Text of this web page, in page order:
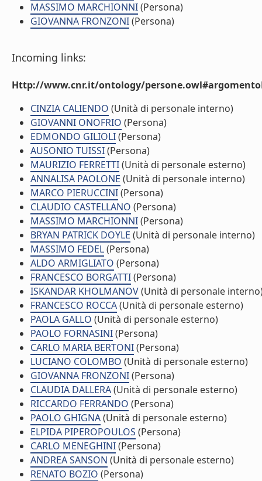
MASSIMO MARCHIONNI(Persona)
GIOVANNA FRONZONI(Persona)
Incoming links:
Http://www.cnr.it/ontology/
CINZIA CALIENDO (Unità di personale interno)
GIOVANNI ONOFRIO (Persona)
EDMONDO GILIOLI(Persona)
AUSONIO TUISSI(Persona)
MAURIZIO FERRETTI(Unità di personale esterno)
ANNALISA PAOLONE (Unità di personale interno)
MARCO PIERUCCINI(Persona)
CLAUDIO CASTELLANO (Persona)
MASSIMO MARCHIONNI(Persona)
BRYAN PATRICK DOYLE (Unità di personale interno)
MASSIMO FEDEL(Persona)
ALDO ARMIGLIATO (Persona)
FRANCESCO BORGATTI(Persona)
ISKANDAR KHOLMANOV(Unità di personale
FRANCESCO ROCCA(Unità di personale esterno)
PAOLA GALLO (Unità di personale esterno)
PAOLO FORNASINI(Persona)
CARLO MARIA BERTONI(Persona)
LUCIANO COLOMBO (Unità di personale esterno)
GIOVANNA FRONZONI(Persona)
CLAUDIA DALLERA(Unità di personale esterno)
RICCARDO FERRANDO (Persona)
PAOLO GHIGNA(Unità di personale esterno)
ELPIDA PIPEROPOULOS (Persona)
CARLO MENEGHINI(Persona)
ANDREA SANSON (Unità di personale esterno)
RENATO BOZIO (Persona)